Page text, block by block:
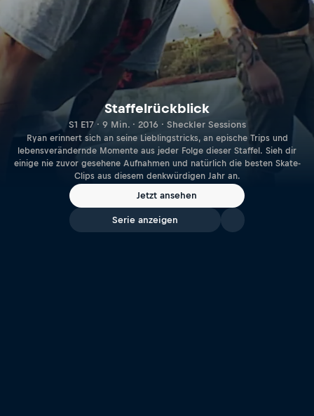
Staffelrückblick
S1 E17 · 9 Min. · 2016 · Sheckler Sessions
Ryan erinnert sich an seine Lieblingstricks, an epische Trips und
lebensverändernde Momente aus jeder Folge dieser Staffel. Sieh dir
einige nie zuvor gesehene Aufnahmen und natürlich die besten Skate-
Clips aus diesem denkwürdigen Jahr an.
Jetzt ansehen
Serie anzeigen